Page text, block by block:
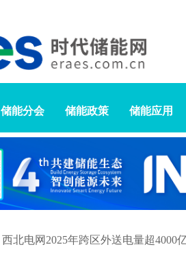
储能分会 储能政策 储能应用
西北电网2025年跨区外送电量超4000